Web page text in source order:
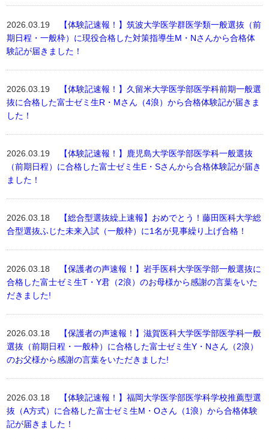
2026.03.19
【体験記速報！】筑波大学医学群医学類一般選抜（前
期日程・一般枠）に現役合格した対策指導生M・Nさんから合格体
験記が届きました！
2026.03.19
【体験記速報！】久留米大学医学部医学科前期一般選
抜に合格した富士ゼミ生R・Mさん（4浪）から合格体験記が届きま
した！
2026.03.19
【体験記速報！】鹿児島大学医学部医学科一般選抜
（前期日程）に合格した富士ゼミ生E・Sさんから合格体験記が届き
ました！
2026.03.18
【総合型選抜繰上速報】おめでとう！藤田医科大学総
合型選抜ふじた未来入試（一般枠）に1名が見事繰り上げ合格！
2026.03.18
【保護者の声速報！】岩手医科大学医学部一般選抜に
合格した富士ゼミ生T・Y君（2浪）のお母様から感謝の言葉をいた
だきました!
2026.03.18
【保護者の声速報！】滋賀医科大学医学部医学科一般
選抜（前期日程・一般枠）に合格した富士ゼミ生Y・Nさん（2浪）
のお父様から感謝の言葉をいただきました!
2026.03.18
【体験記速報！】福岡大学医学部医学科学校推薦型選
抜（A方式）に合格した富士ゼミ生M・Oさん（1浪）から合格体験
記が届きました！